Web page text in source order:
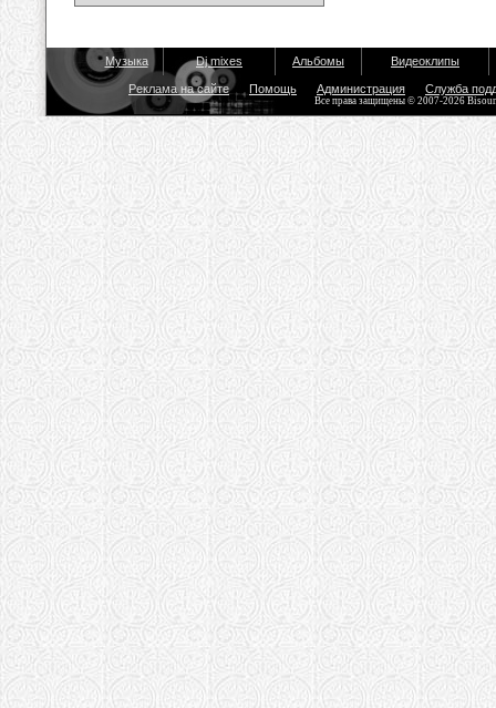
Музыка Dj mixes Альбомы Видеоклипы
Реклама на сайте Помощь Администрация Служба
Все права защищены © 2007-2026